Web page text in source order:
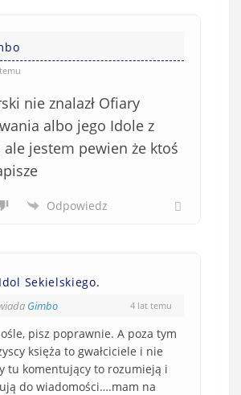
nie znalazł Ofiary
albo jego Idole z
ale jestem pewien że ktoś
Odpowiedz
Idol Sekielskiego.
Gimbo 4 lat temu
pisz poprawnie. A poza tym
księża to gwałciciele i nie
tu komentujący to rozumieją i
do wiadomości….mam na